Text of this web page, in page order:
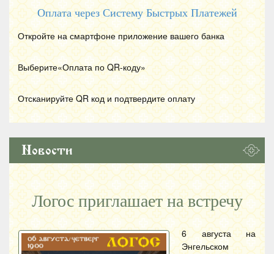
Оплата через Систему Быстрых Платежей
Откройте на смартфоне приложение вашего банка
Выберите«Оплата по QR-коду»
Отсканируйте QR код и подтвердите оплату
Новости
Логос приглашает на встречу
6 августа на
Энгельском